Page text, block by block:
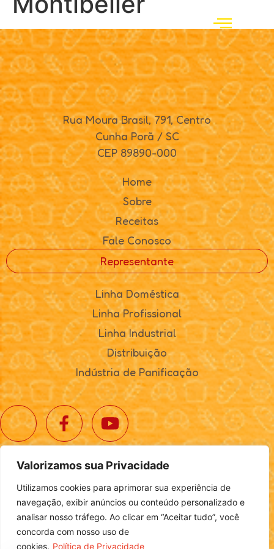
Valorizamos sua Privacidade
Utilizamos cookies para aprimorar sua experiência de
navegação, exibir anúncios ou conteúdo personalizado e
analisar nosso tráfego. Ao clicar em “Aceitar tudo”, você
concorda com nosso uso de
cookies. Política de Privacidade
Rua Moura Brasil, 791, Centro
Cunha Porã / SC
CEP 89890-000
Home
Sobre
Receitas
Fale Conosco
Representante
Linha Doméstica
Linha Profissional
Linha Industrial
Distribuição
Indústria de Panificação
© 2025. Realta Alimentos. Todos os direitos reservados.
Política de Privacidade|Definições de Cookies